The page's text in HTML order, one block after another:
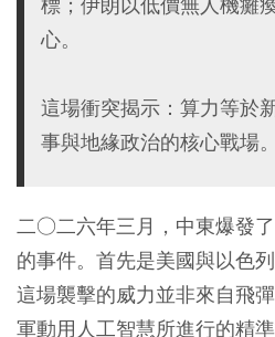
心。
這場衝突揭示：算力等於
事與地緣政治的核心戰場。
二○二六年三月，中東爆發
的事件。首先是美國與以色
這場襲擊的威力並非來自飛
軍動用人工智慧所進行的精